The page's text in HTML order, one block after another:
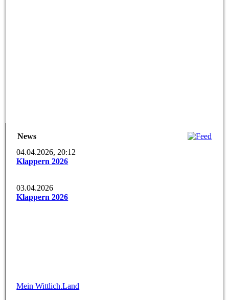
News
04.04.2026, 20:12
Klappern 2026
03.04.2026
Klappern 2026
Mein Wittlich.Land